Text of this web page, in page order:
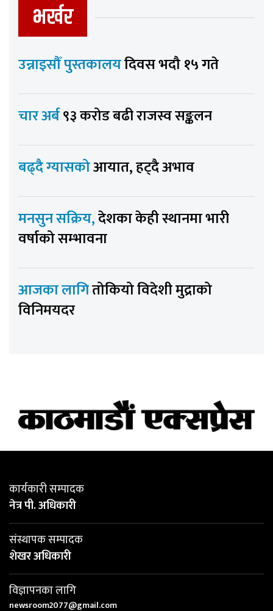
भर्खर
उन्नाइसौँ पुस्तकालयदिवस भदौ १५ गते
चार अर्ब९३ करोड बढी राजस्व सङ्कलन
बढ्दै ग्यासकोआयात, हट्दै अभाव
मनसुन सक्रिय,देशका केही स्थानमा भारी
वर्षाको सम्भावना
आजका लागितोकियो विदेशी मुद्राको
विनिमयदर
कार्यकारी सम्पादक
नेत्र पी. अधिकारी
संस्थापक सम्पादक
शेखर अधिकारी
विज्ञापनका लागि
newsroom2077@gmail.com